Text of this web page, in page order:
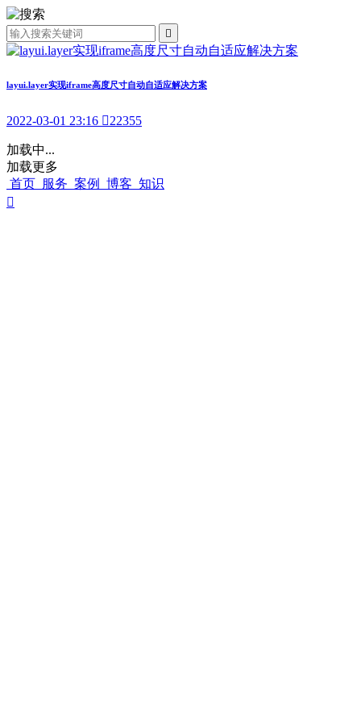

layui.layer实现iframe高度尺寸自动自适应解决方案
2022-03-01 23:16 22355
加载中...
加载更多
首页 服务 案例 博客 知识
